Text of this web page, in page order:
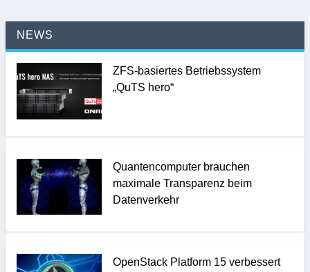
NEWS
ZFS-basiertes Betriebssystem
„QuTS hero“
Quantencomputer brauchen
maximale Transparenz beim
Datenverkehr
OpenStack Platform 15 verbessert